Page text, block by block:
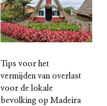
Tips voor het
vermijden van overlast
voor de lokale
bevolking op Madeira